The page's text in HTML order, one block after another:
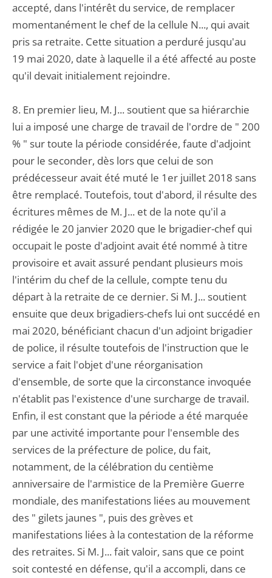
accepté, dans l'intérêt du service, de remplacer
momentanément le chef de la cellule N..., qui avait
pris sa retraite. Cette situation a perduré jusqu'au
19 mai 2020, date à laquelle il a été affecté au poste
qu'il devait initialement rejoindre.
8. En premier lieu, M. J... soutient que sa hiérarchie
lui a imposé une charge de travail de l'ordre de " 200
% " sur toute la période considérée, faute d'adjoint
pour le seconder, dès lors que celui de son
prédécesseur avait été muté le 1er juillet 2018 sans
être remplacé. Toutefois, tout d'abord, il résulte des
écritures mêmes de M. J... et de la note qu'il a
rédigée le 20 janvier 2020 que le brigadier-chef qui
occupait le poste d'adjoint avait été nommé à titre
provisoire et avait assuré pendant plusieurs mois
l'intérim du chef de la cellule, compte tenu du
départ à la retraite de ce dernier. Si M. J... soutient
ensuite que deux brigadiers-chefs lui ont succédé en
mai 2020, bénéficiant chacun d'un adjoint brigadier
de police, il résulte toutefois de l'instruction que le
service a fait l'objet d'une réorganisation
d'ensemble, de sorte que la circonstance invoquée
n'établit pas l'existence d'une surcharge de travail.
Enfin, il est constant que la période a été marquée
par une activité importante pour l'ensemble des
services de la préfecture de police, du fait,
notamment, de la célébration du centième
anniversaire de l'armistice de la Première Guerre
mondiale, des manifestations liées au mouvement
des " gilets jaunes ", puis des grèves et
manifestations liées à la contestation de la réforme
des retraites. Si M. J... fait valoir, sans que ce point
soit contesté en défense, qu'il a accompli, dans ce